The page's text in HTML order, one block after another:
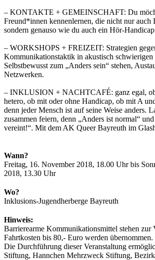
– KONTAKTE + GEMEINSCHAFT: Du
Freund*innen kennenlernen, die nicht nur
sondern genauso wie du auch ein Hör-
– WORKSHOPS + FREIZEIT: Strategien
Kommunikationstaktik in akustisch schwierigen
Selbstbewusst zum „Anders sein“ stehen,
Netzwerken.
– INKLUSION + NACHTCAFÉ: ganz egal,
hetero, ob mit oder ohne Handicap, ob mit A
denn jeder Mensch ist auf seine Weise anders.
zusammen feiern, denn „Anders ist normal“
vereint!“. Mit dem AK Queer Bayreuth im
Wann?
Freitag, 16. November 2018, 18.00 Uhr bis
2018, 13.30 Uhr
Wo?
Inklusions-Jugendherberge Bayreuth
Hinweis:
Barrierearme Kommunikationsmittel stehen zur
Fahrtkosten bis 80,- Euro werden übernommen.
Die Durchführung dieser Veranstaltung
Stiftung, Hannchen Mehrzweck Stiftung,